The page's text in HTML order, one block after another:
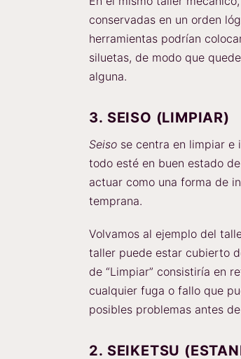
conservadas en un orden
herramientas podrían
siluetas, de modo que
alguna.
3. SEISO (LIMPIAR)
Seiso se centra en limpiar e
todo esté en buen estado
actuar como una forma de
temprana.
Volvamos al ejemplo del
taller puede estar cubierto
de “Limpiar” consistiría en
cualquier fuga o fallo que
posibles problemas antes
2. SEIKETSU